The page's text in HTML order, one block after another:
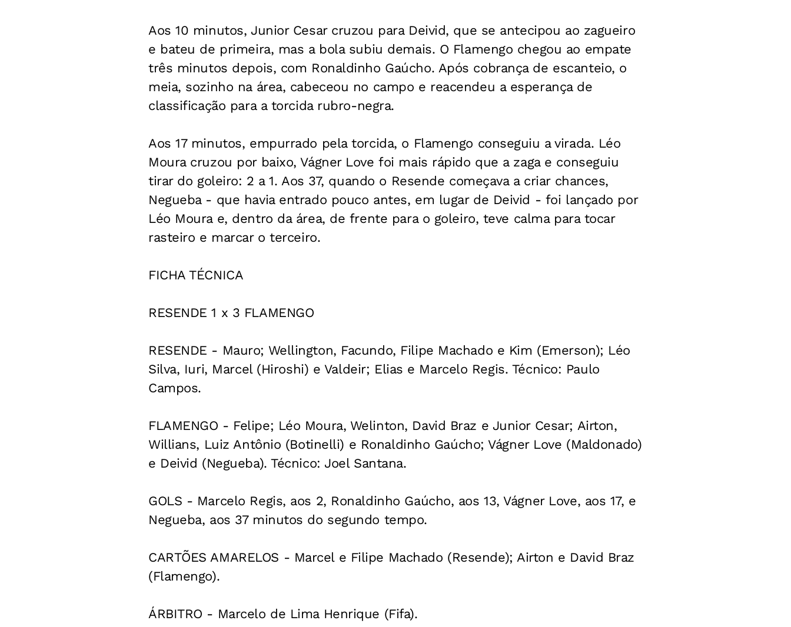
Aos 10 minutos, Junior Cesar cruzou para Deivid, que se antecipou ao zagueiro
e bateu de primeira, mas a bola subiu demais. O Flamengo chegou ao empate
três minutos depois, com Ronaldinho Gaúcho. Após cobrança de escanteio, o
meia, sozinho na área, cabeceou no campo e reacendeu a esperança de
classificação para a torcida rubro-negra.
Aos 17 minutos, empurrado pela torcida, o Flamengo conseguiu a virada. Léo
Moura cruzou por baixo, Vágner Love foi mais rápido que a zaga e conseguiu
tirar do goleiro: 2 a 1. Aos 37, quando o Resende começava a criar chances,
Negueba - que havia entrado pouco antes, em lugar de Deivid - foi lançado por
Léo Moura e, dentro da área, de frente para o goleiro, teve calma para tocar
rasteiro e marcar o terceiro.
FICHA TÉCNICA
RESENDE 1 x 3 FLAMENGO
RESENDE - Mauro; Wellington, Facundo, Filipe Machado e Kim (Emerson); Léo
Silva, Iuri, Marcel (Hiroshi) e Valdeir; Elias e Marcelo Regis. Técnico: Paulo
Campos.
FLAMENGO - Felipe; Léo Moura, Welinton, David Braz e Junior Cesar; Airton,
Willians, Luiz Antônio (Botinelli) e Ronaldinho Gaúcho; Vágner Love (Maldonado)
e Deivid (Negueba). Técnico: Joel Santana.
GOLS - Marcelo Regis, aos 2, Ronaldinho Gaúcho, aos 13, Vágner Love, aos 17, e
Negueba, aos 37 minutos do segundo tempo.
CARTÕES AMARELOS - Marcel e Filipe Machado (Resende); Airton e David Braz
(Flamengo).
ÁRBITRO - Marcelo de Lima Henrique (Fifa).